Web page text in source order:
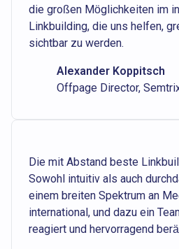
die großen Möglichkeiten im
Linkbuilding, die uns helfen,
sichtbar zu werden.
Alexander Koppitsch
Offpage Director,
Die mit Abstand beste
Sowohl intuitiv als auch
einem breiten Spektrum an
international, und dazu ein
reagiert und hervorragend